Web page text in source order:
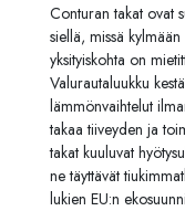
Conturan takat ovat
siellä, missä kylmään
yksityiskohta on
Valurautaluukku
lämmönvaihtelut
takaa tiiveyden ja
takat kuuluvat
ne täyttävät
lukien EU:n